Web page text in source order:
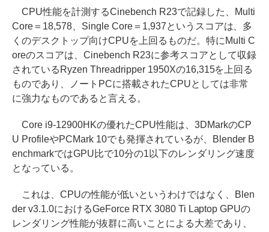
CPU性能を計測するCinebench R23で記録した、Multi
Core＝18,578、Single Core＝1,937というスコアは、多
くのデスクトップ向けCPUを上回るものだ。特にMulti C
oreのスコアは、Cinebench R23に参考スコアとして収録
されているRyzen Threadripper 1950Xの16,315を上回る
ものであり、ノートPCに搭載されたCPUとしては非常
に強力なものであると言える。
Core i9-12900HKの優れたCPU性能は、3DMarkのCP
U ProfileやPCMark 10でも発揮されているが、Blender B
enchmarkではGPU比で10分の1以下のレンダリング速度
となっている。
これは、CPUの性能が低いというわけではなく、Blen
der v3.1.0におけるGeForce RTX 3080 Ti Laptop GPUの
レンダリング性能が抜群に高いことによる大差であり、